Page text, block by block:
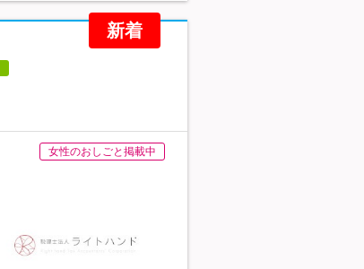
新着
女性のおしごと掲載中